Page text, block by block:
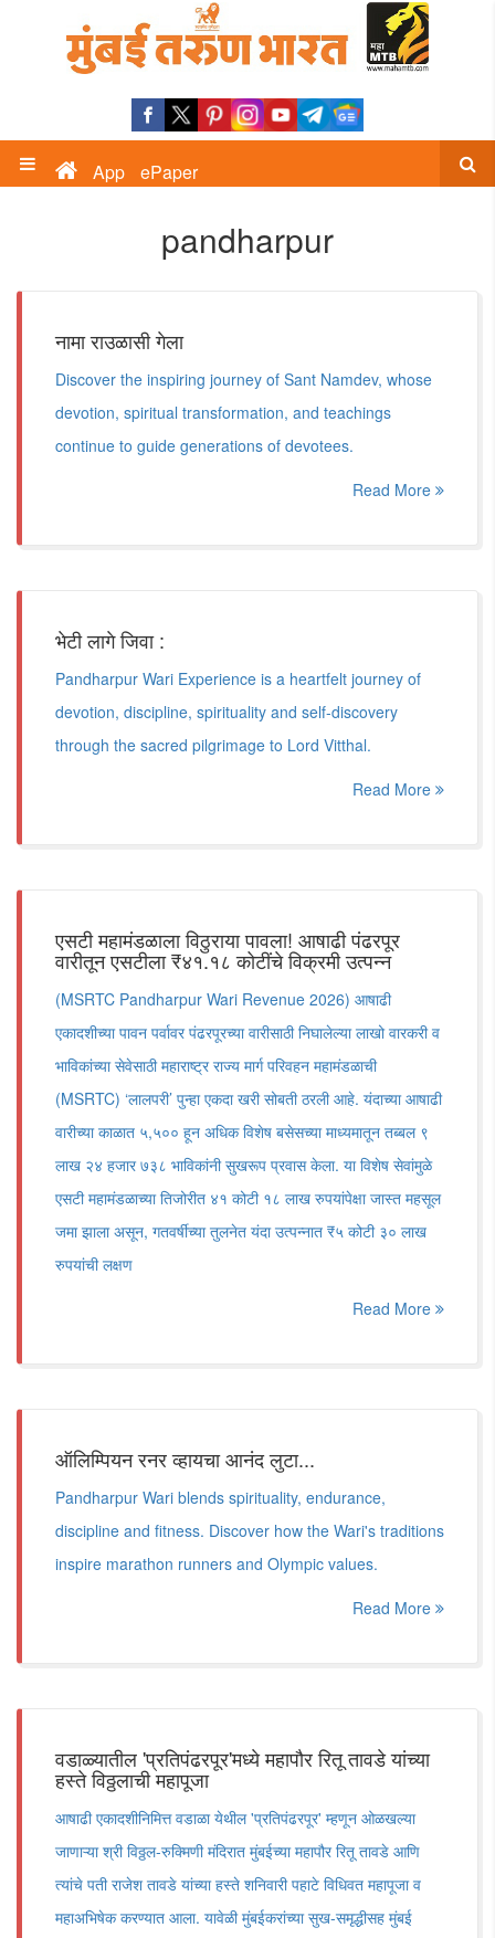
App ePaper
pandharpur
नामा राउळासी गेला
Discover the inspiring journey of Sant Namdev, whose
devotion, spiritual transformation, and teachings
continue to guide generations of devotees.
Read More
भेटी लागे जिवा :
Pandharpur Wari Experience is a heartfelt journey of
devotion, discipline, spirituality and self-discovery
through the sacred pilgrimage to Lord Vitthal.
Read More
एसटी महामंडळाला विठुराया पावला! आषाढी पंढरपूर
वारीतून एसटीला ₹४१.१८ कोटींचे विक्रमी उत्पन्न
(MSRTC Pandharpur Wari Revenue 2026) आषाढी
एकादशीच्या पावन पर्वावर पंढरपूरच्या वारीसाठी निघालेल्या लाखो वारकरी व
भाविकांच्या सेवेसाठी महाराष्ट्र राज्य मार्ग परिवहन महामंडळाची
(MSRTC) ‘लालपरी’ पुन्हा एकदा खरी सोबती ठरली आहे. यंदाच्या आषाढी
वारीच्या काळात ५,५०० हून अधिक विशेष बसेसच्या माध्यमातून तब्बल ९
लाख २४ हजार ७३८ भाविकांनी सुखरूप प्रवास केला. या विशेष सेवांमुळे
एसटी महामंडळाच्या तिजोरीत ४१ कोटी १८ लाख रुपयांपेक्षा जास्त महसूल
जमा झाला असून, गतवर्षीच्या तुलनेत यंदा उत्पन्नात ₹५ कोटी ३० लाख
रुपयांची लक्षण
Read More
ऑलिम्पियन रनर व्हायचा आनंद लुटा...
Pandharpur Wari blends spirituality, endurance,
discipline and fitness. Discover how the Wari's traditions
inspire marathon runners and Olympic values.
Read More
वडाळ्यातील 'प्रतिपंढरपूर'मध्ये महापौर रितू तावडे यांच्या
हस्ते विठ्ठलाची महापूजा
आषाढी एकादशीनिमित्त वडाळा येथील 'प्रतिपंढरपूर' म्हणून ओळखल्या
जाणाऱ्या श्री विठ्ठल-रुक्मिणी मंदिरात मुंबईच्या महापौर रितू तावडे आणि
त्यांचे पती राजेश तावडे यांच्या हस्ते शनिवारी पहाटे विधिवत महापूजा व
महाअभिषेक करण्यात आला. यावेळी मुंबईकरांच्या सुख-समृद्धीसह मुंबई